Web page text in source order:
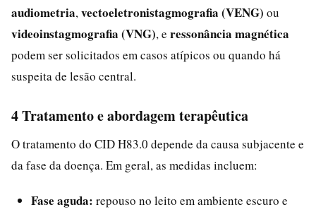
audiometria, vectoeletronistagmografia (VENG) ou
videoinstagmografia (VNG), e ressonância magnética
podem ser solicitados em casos atípicos ou quando há
suspeita de lesão central.
4 Tratamento e abordagem terapêutica
O tratamento do CID H83.0 depende da causa subjacente e
da fase da doença. Em geral, as medidas incluem:
Fase aguda: repouso no leito em ambiente escuro e